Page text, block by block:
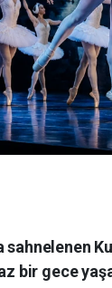
bir gece